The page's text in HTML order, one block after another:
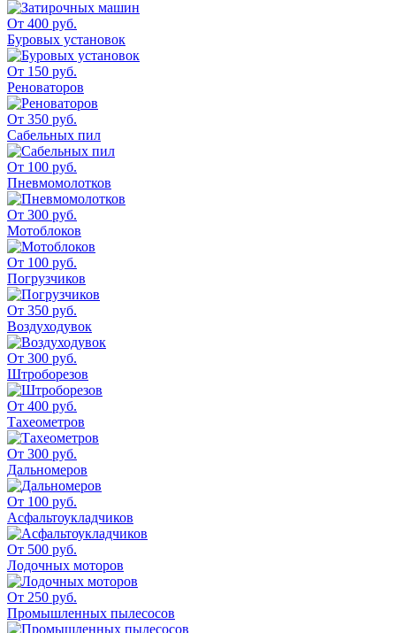
От 400 руб.
Буровых установок
От 150 руб.
Реноваторов
От 350 руб.
Сабельных пил
От 100 руб.
Пневмомолотков
От 300 руб.
Мотоблоков
От 100 руб.
Погрузчиков
От 350 руб.
Воздуходувок
От 300 руб.
Штроборезов
От 400 руб.
Тахеометров
От 300 руб.
Дальномеров
От 100 руб.
Асфальтоукладчиков
От 500 руб.
Лодочных моторов
От 250 руб.
Промышленных пылесосов